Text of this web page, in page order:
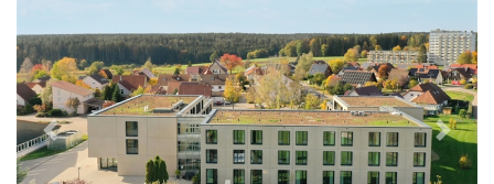
Zurück